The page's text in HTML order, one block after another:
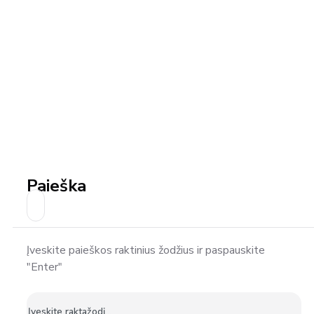
Paieška
Įveskite paieškos raktinius žodžius ir paspauskite
"Enter"